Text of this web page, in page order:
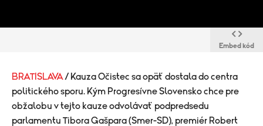
Embed kód
BRATISLAVA / Kauza Očistec sa opäť dostala do centra
politického sporu. Kým Progresívne Slovensko chce pre
obžalobu v tejto kauze odvolávať podpredsedu
parlamentu Tibora Gašpara (Smer-SD), premiér Robert